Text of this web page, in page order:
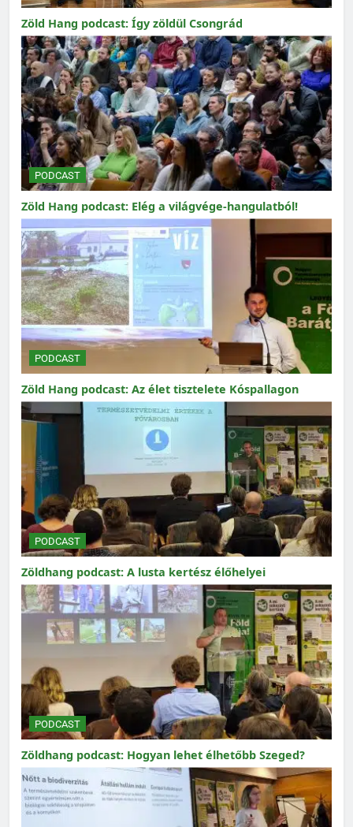
Zöld Hang podcast: Így zöldül Csongrád
PODCAST
Zöld Hang podcast: Elég a világvége-hangulatból!
PODCAST
Zöld Hang podcast: Az élet tisztelete Kóspallagon
PODCAST
Zöldhang podcast: A lusta kertész élőhelyei
PODCAST
Zöldhang podcast: Hogyan lehet élhetőbb Szeged?